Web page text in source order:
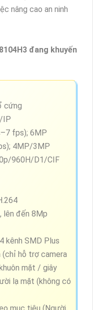
nghệ AI cao cấp,
cao và tích hợp
Camera
phố, hoặc các
Đây thực sự là
nâng cao an ninh
đang khuyến
cứng
fps); 6MP
4MP/3MP
960H/D1/CIF